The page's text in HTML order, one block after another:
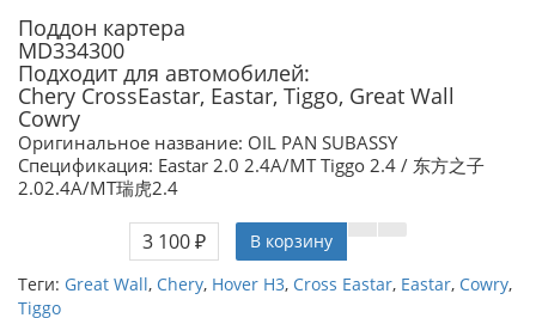
Поддон картера
MD334300
Подходит для автомобилей:
Chery CrossEastar, Eastar, Tiggo, Great Wall
Cowry
Оригинальное название: OIL PAN SUBASSY
Спецификация: Eastar 2.0 2.4A/MT Tiggo 2.4 / 东方之子
2.02.4A/MT瑞虎2.4
3 100 ₽
В корзину
Теги: Great Wall, Chery, Hover H3, Cross Eastar, Eastar, Cowry,
Tiggo